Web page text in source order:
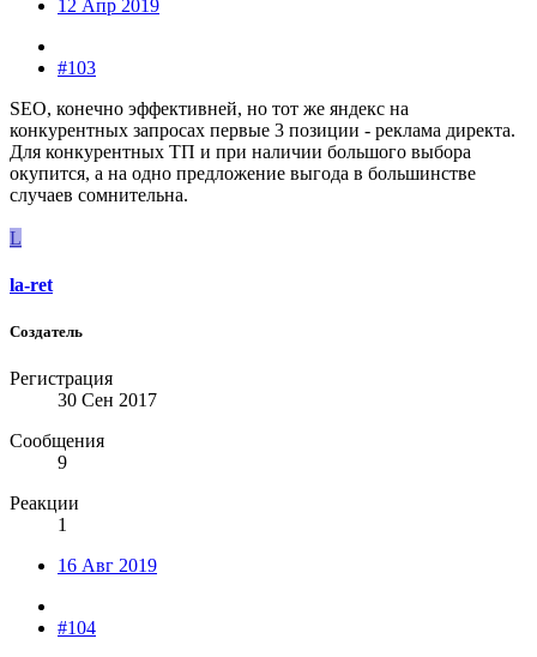
12 Апр 2019
#103
SEO, конечно эффективней, но тот же яндекс на
конкурентных запросах первые 3 позиции - реклама директа.
Для конкурентных ТП и при наличии большого выбора
окупится, а на одно предложение выгода в большинстве
случаев сомнительна.
L
la-ret
Создатель
Регистрация
30 Сен 2017
Сообщения
9
Реакции
1
16 Авг 2019
#104